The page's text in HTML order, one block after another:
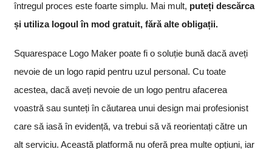
întregul proces este foarte simplu. Mai mult, puteți descărca
și utiliza logoul în mod gratuit, fără alte obligații.
Squarespace Logo Maker poate fi o soluție bună dacă aveți
nevoie de un logo rapid pentru uzul personal. Cu toate
acestea, dacă aveți nevoie de un logo pentru afacerea
voastră sau sunteți în căutarea unui design mai profesionist
care să iasă în evidență, va trebui să vă reorientați către un
alt serviciu. Această platformă nu oferă prea multe opțiuni, iar